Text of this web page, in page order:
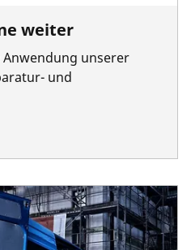
weiter
unserer
und